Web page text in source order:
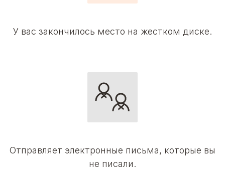
У вас закончилось место на жестком диске.
Отправляет электронные письма, которые вы
не писали.